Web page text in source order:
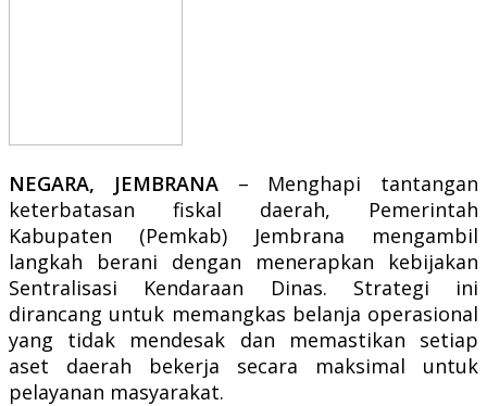
NEGARA, JEMBRANA– Menghapi tantangan
keterbatasan fiskal daerah, Pemerintah
Kabupaten (Pemkab) Jembrana mengambil
langkah berani dengan menerapkan kebijakan
Sentralisasi Kendaraan Dinas. Strategi ini
dirancang untuk memangkas belanja operasional
yang tidak mendesak dan memastikan setiap
aset daerah bekerja secara maksimal untuk
pelayanan masyarakat.